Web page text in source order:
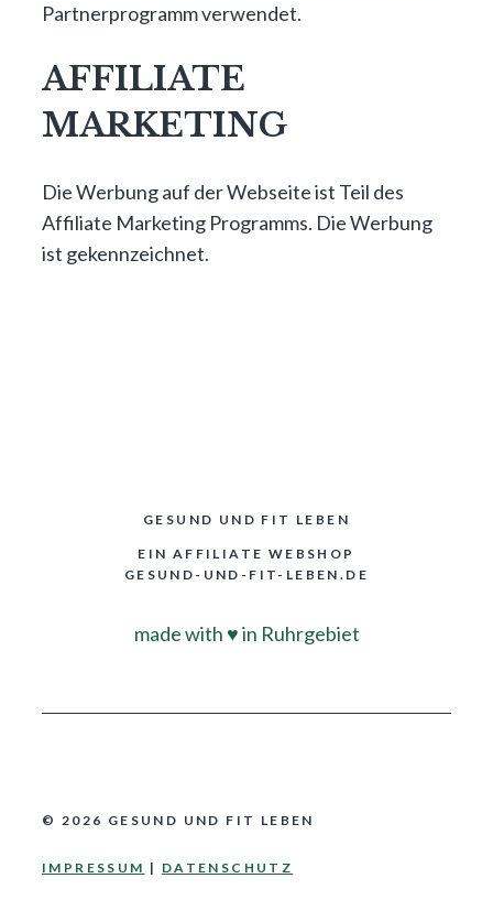
Partnerprogramm verwendet.
AFFILIATE
MARKETING
Die Werbung auf der Webseite ist Teil des
Affiliate Marketing Programms. Die Werbung
ist gekennzeichnet.
GESUND UND FIT LEBEN
EIN AFFILIATE WEBSHOP
GESUND-UND-FIT-LEBEN.DE
made with ♥in Ruhrgebiet
© 2026 GESUND UND FIT LEBEN
IMPRESSUM | DATENSCHUTZ